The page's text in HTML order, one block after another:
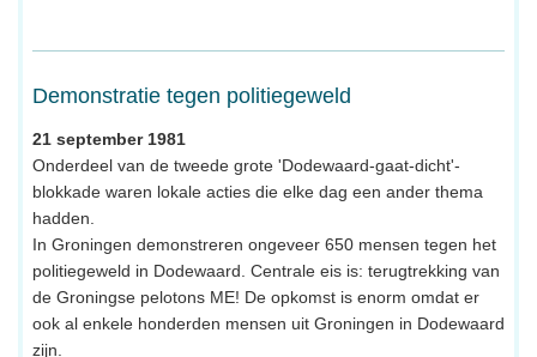
Demonstratie tegen politiegeweld
21 september 1981
Onderdeel van de tweede grote 'Dodewaard-gaat-dicht'-
blokkade waren lokale acties die elke dag een ander thema
hadden.
In Groningen demonstreren ongeveer 650 mensen tegen het
politiegeweld in Dodewaard. Centrale eis is: terugtrekking van
de Groningse pelotons ME! De opkomst is enorm omdat er
ook al enkele honderden mensen uit Groningen in Dodewaard
zijn.